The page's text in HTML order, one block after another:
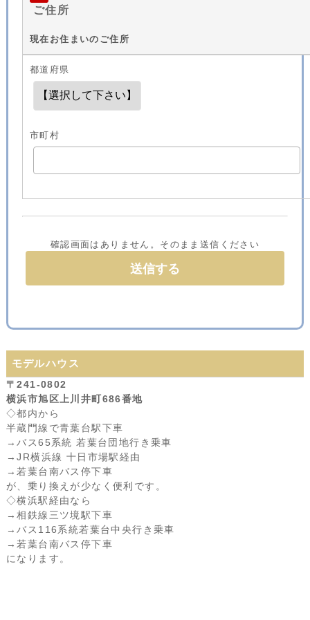
ご住所
現在お住まいのご住所
都道府県
市町村
確認画面はありません。そのまま送信ください
モデルハウス
〒241-0802
横浜市旭区上川井町686番地
◇都内から
半蔵門線で青葉台駅下車
→バス65系統 若葉台団地行き乗車
→JR横浜線 十日市場駅経由
→若葉台南バス停下車
が、乗り換えが少なく便利です。
◇横浜駅経由なら
→相鉄線三ツ境駅下車
→バス116系統若葉台中央行き乗車
→若葉台南バス停下車
になります。